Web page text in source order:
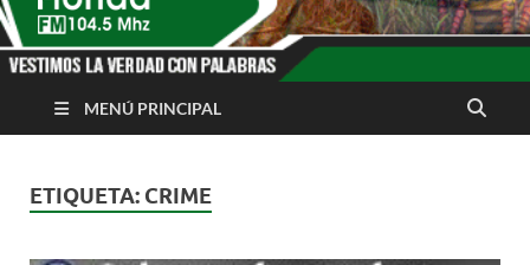
Cuba
MENÚ PRINCIPAL
ETIQUETA: CRIME